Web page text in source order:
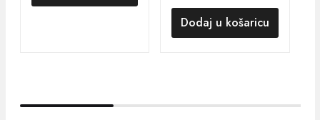
Dodaj u košaricu